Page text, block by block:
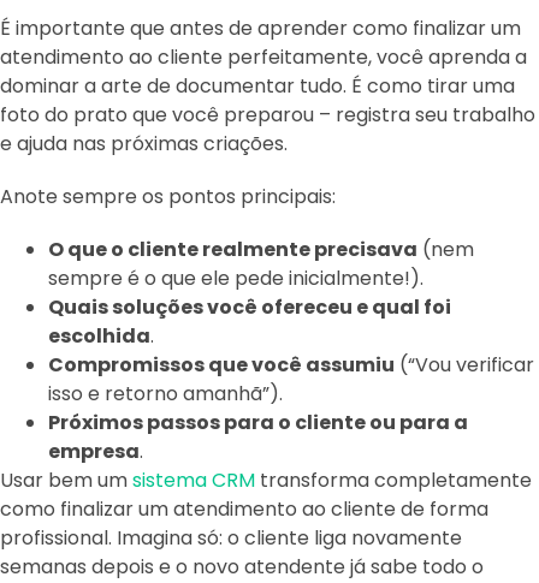
É importante que antes de aprender como finalizar um
atendimento ao cliente perfeitamente, você aprenda a
dominar a arte de documentar tudo. É como tirar uma
foto do prato que você preparou – registra seu trabalho
e ajuda nas próximas criações.
Anote sempre os pontos principais:
O que o cliente realmente precisava (nem
sempre é o que ele pede inicialmente!).
Quais soluções você ofereceu e qual foi
escolhida.
Compromissos que você assumiu (“Vou verificar
isso e retorno amanhã”).
Próximos passos para o cliente ou para a
empresa.
Usar bem umsistema CRM transforma completamente
como finalizar um atendimento ao cliente de forma
profissional. Imagina só: o cliente liga novamente
semanas depois e o novo atendente já sabe todo o